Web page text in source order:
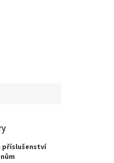
příslušenství